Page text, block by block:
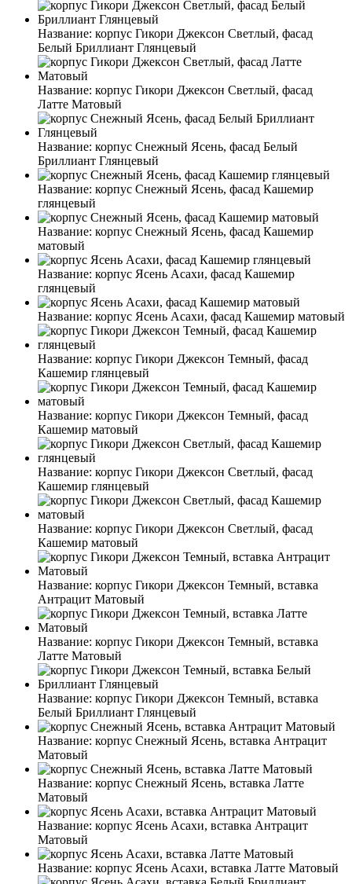
Название: корпус Гикори Джексон Светлый, фасад
Белый Бриллиант Глянцевый
Название: корпус Гикори Джексон Светлый, фасад
Латте Матовый
Название: корпус Снежный Ясень, фасад Белый
Бриллиант Глянцевый
Название: корпус Снежный Ясень, фасад Кашемир
глянцевый
Название: корпус Снежный Ясень, фасад Кашемир
матовый
Название: корпус Ясень Асахи, фасад Кашемир
глянцевый
Название: корпус Ясень Асахи, фасад Кашемир матовый
Название: корпус Гикори Джексон Темный, фасад
Кашемир глянцевый
Название: корпус Гикори Джексон Темный, фасад
Кашемир матовый
Название: корпус Гикори Джексон Светлый, фасад
Кашемир глянцевый
Название: корпус Гикори Джексон Светлый, фасад
Кашемир матовый
Название: корпус Гикори Джексон Темный, вставка
Антрацит Матовый
Название: корпус Гикори Джексон Темный, вставка
Латте Матовый
Название: корпус Гикори Джексон Темный, вставка
Белый Бриллиант Глянцевый
Название: корпус Снежный Ясень, вставка Антрацит
Матовый
Название: корпус Снежный Ясень, вставка Латте
Матовый
Название: корпус Ясень Асахи, вставка Антрацит
Матовый
Название: корпус Ясень Асахи, вставка Латте Матовый